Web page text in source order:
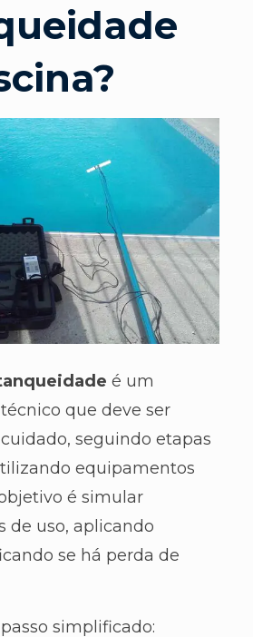
é um
que deve ser
seguindo etapas
equipamentos
é simular
de uso, aplicando
se há perda de
simplificado: